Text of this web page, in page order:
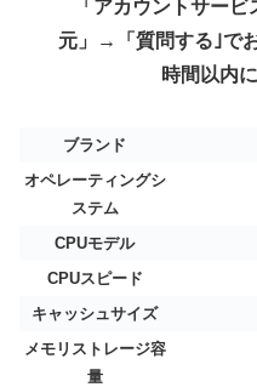
「アカウントサー
元」→「質問する｣で
時間以内
ブランド
オペレーティングシ
ステム
CPUモデル
CPUスピード
キャッシュサイズ
メモリストレージ容
量